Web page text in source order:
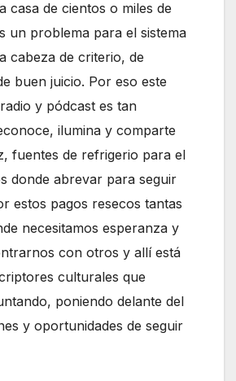
casa de cientos o miles de
un problema para el sistema
cabeza de criterio, de
buen juicio. Por eso este
y pódcast es tan
ilumina y comparte
fuentes de refrigerio para el
donde abrevar para seguir
estos pagos resecos tantas
necesitamos esperanza y
con otros y allí está
culturales que
poniendo delante del
y oportunidades de seguir